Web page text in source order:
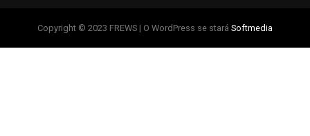
Copyright © 2023 FREWS | O WordPress se stará Softmedia